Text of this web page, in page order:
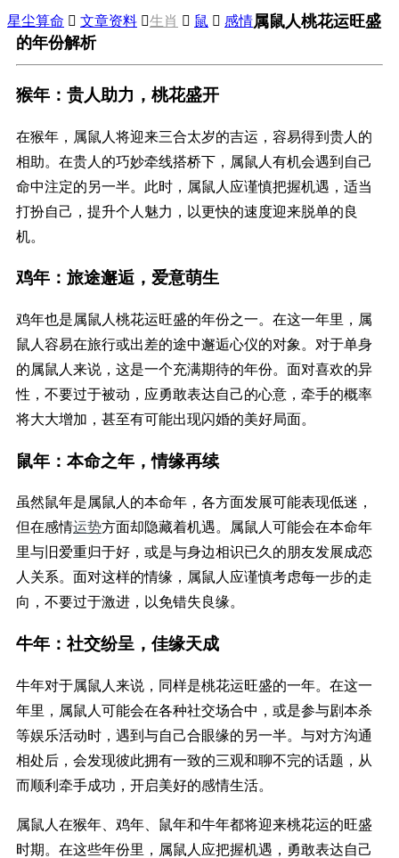
星尘算命  文章资料 生肖  鼠  感情属鼠人桃花运旺盛
的年份解析
猴年：贵人助力，桃花盛开
在猴年，属鼠人将迎来三合太岁的吉运，容易得到贵人的
相助。在贵人的巧妙牵线搭桥下，属鼠人有机会遇到自己
命中注定的另一半。此时，属鼠人应谨慎把握机遇，适当
打扮自己，提升个人魅力，以更快的速度迎来脱单的良
机。
鸡年：旅途邂逅，爱意萌生
鸡年也是属鼠人桃花运旺盛的年份之一。在这一年里，属
鼠人容易在旅行或出差的途中邂逅心仪的对象。对于单身
的属鼠人来说，这是一个充满期待的年份。面对喜欢的异
性，不要过于被动，应勇敢表达自己的心意，牵手的概率
将大大增加，甚至有可能出现闪婚的美好局面。
鼠年：本命之年，情缘再续
虽然鼠年是属鼠人的本命年，各方面发展可能表现低迷，
但在感情运势方面却隐藏着机遇。属鼠人可能会在本命年
里与旧爱重归于好，或是与身边相识已久的朋友发展成恋
人关系。面对这样的情缘，属鼠人应谨慎考虑每一步的走
向，不要过于激进，以免错失良缘。
牛年：社交纷呈，佳缘天成
牛年对于属鼠人来说，同样是桃花运旺盛的一年。在这一
年里，属鼠人可能会在各种社交场合中，或是参与剧本杀
等娱乐活动时，遇到与自己合眼缘的另一半。与对方沟通
相处后，会发现彼此拥有一致的三观和聊不完的话题，从
而顺利牵手成功，开启美好的感情生活。
属鼠人在猴年、鸡年、鼠年和牛年都将迎来桃花运的旺盛
时期。在这些年份里，属鼠人应把握机遇，勇敢表达自己